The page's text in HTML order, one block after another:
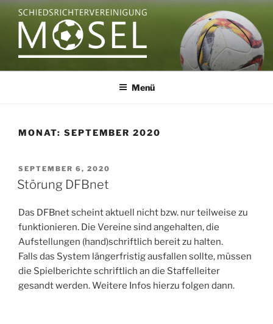
Zum
Inhalt
springen
Menü
MONAT: SEPTEMBER 2020
VERÖFFENTLICHT
AM
SEPTEMBER 6, 2020
Störung DFBnet
Das DFBnet scheint aktuell nicht bzw. nur teilweise zu
funktionieren. Die Vereine sind angehalten, die
Aufstellungen (hand)schriftlich bereit zu halten.
Falls das System längerfristig ausfallen sollte, müssen
die Spielberichte schriftlich an die Staffelleiter
gesandt werden. Weitere Infos hierzu folgen dann.